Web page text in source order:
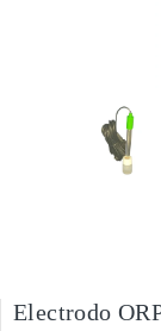
Electrodo